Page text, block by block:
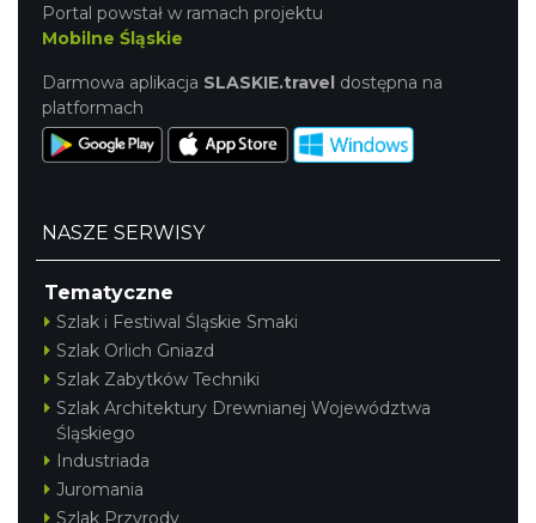
Portal powstał w ramach projektu
Mobilne Śląskie
Darmowa aplikacja SLASKIE.travel dostępna na
platformach
NASZE SERWISY
Tematyczne
Szlak i Festiwal Śląskie Smaki
Szlak Orlich Gniazd
Szlak Zabytków Techniki
Szlak Architektury Drewnianej Województwa
Śląskiego
Industriada
Juromania
Szlak Przyrody